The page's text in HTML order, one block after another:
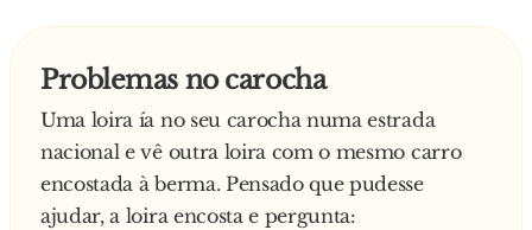
Resmunga de imediato o alentejano:
também o outro.
Problemas no carocha
Uma loira ía no seu carocha numa estrada
nacional e vê outra loira com o mesmo carro
encostada à berma. Pensado que pudesse
ajudar, a loira encosta e pergunta: